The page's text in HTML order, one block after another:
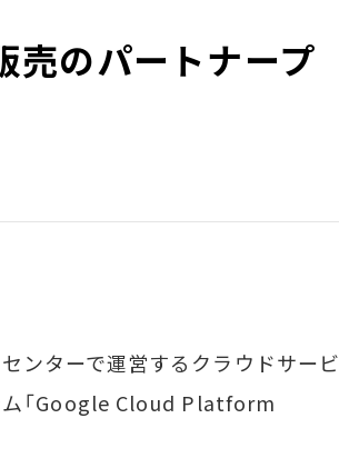
売のパートナープ
ンターで運営するクラウドサービ
ム「Google Cloud Platform